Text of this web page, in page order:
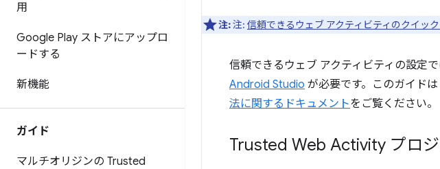
用
Google Play ストアにアップロ
ードする
新機能
ガイド
マルチオリジンの Trusted
注:注: 信頼できるウェブ アクティビティのクイッ
信頼できるウェブ アクティビティの設定
Android Studio が必要です。このガイドは
法に関するドキュメントをご覧ください。
Trusted Web Activity プロ